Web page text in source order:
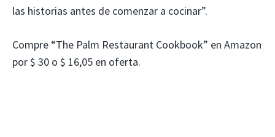
las historias antes de comenzar a cocinar”.
Compre “The Palm Restaurant Cookbook” en Amazon
por $ 30 o $ 16,05 en oferta.